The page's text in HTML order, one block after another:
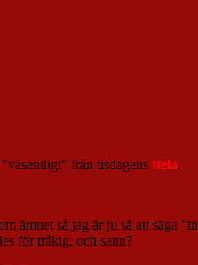
från tisdagens ttela.
ämnet så jag är ju så att säga
för tråkig, och sann?